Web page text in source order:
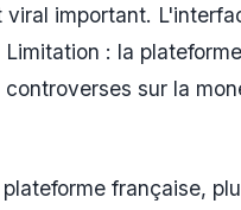
important.
: la
sur la
française,